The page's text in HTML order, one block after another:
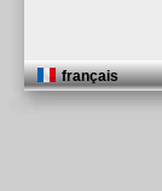
français